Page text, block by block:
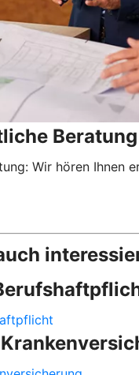
Beratung
Wir hören Ihnen